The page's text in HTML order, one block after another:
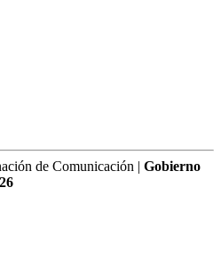
de Comunicación | Gobierno